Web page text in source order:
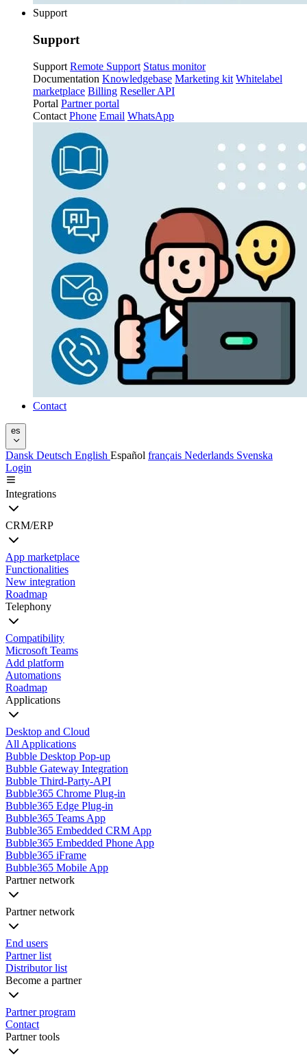
Support
Support
Support Remote Support Status monitor
Documentation Knowledgebase Marketing kit Whitelabel
marketplace Billing Reseller API
Portal Partner portal
Contact Phone Email WhatsApp
Contact
es
Dansk Deutsch English Español français Nederlands Svenska
Login
Integrations
CRM/ERP
App marketplace
Functionalities
New integration
Roadmap
Telephony
Compatibility
Microsoft Teams
Add platform
Automations
Roadmap
Applications
Desktop and Cloud
All Applications
Bubble Desktop Pop-up
Bubble Gateway Integration
Bubble Third-Party-API
Bubble365 Chrome Plug-in
Bubble365 Edge Plug-in
Bubble365 Teams App
Bubble365 Embedded CRM App
Bubble365 Embedded Phone App
Bubble365 iFrame
Bubble365 Mobile App
Partner network
Partner network
End users
Partner list
Distributor list
Become a partner
Partner program
Contact
Partner tools